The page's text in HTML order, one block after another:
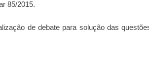
85/2015.
de debate para solução das